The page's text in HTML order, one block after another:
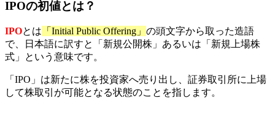
IPOの初値とは？
IPOとは 「Initial Public Offering」 の頭文字から取った造語
で、日本語に訳すと「新規公開株」あるいは「新規上場株
式」という意味です。
「IPO」は新たに株を投資家へ売り出し、証券取引所に上場
して株取引が可能となる状態のことを指します。